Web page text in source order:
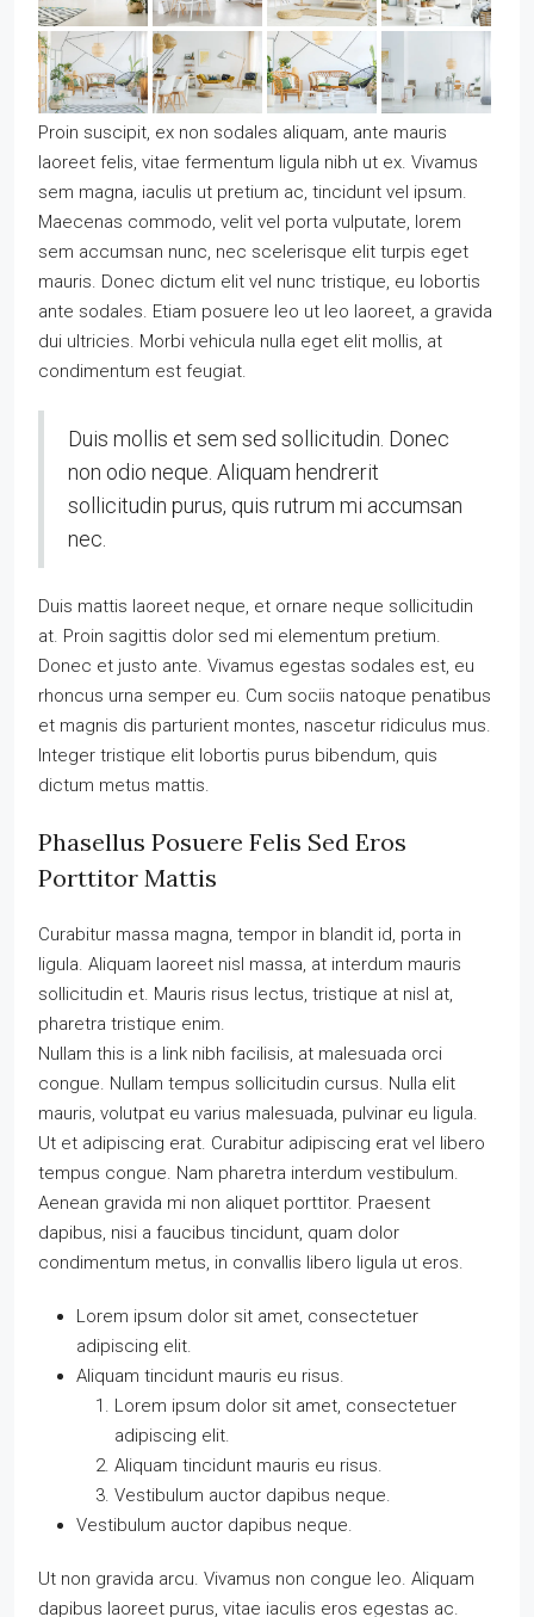
Proin suscipit, ex non sodales aliquam, ante mauris
laoreet felis, vitae fermentum ligula nibh ut ex. Vivamus
sem magna, iaculis ut pretium ac, tincidunt vel ipsum.
Maecenas commodo, velit vel porta vulputate, lorem
sem accumsan nunc, nec scelerisque elit turpis eget
mauris. Donec dictum elit vel nunc tristique, eu lobortis
ante sodales. Etiam posuere leo ut leo laoreet, a gravida
dui ultricies. Morbi vehicula nulla eget elit mollis, at
condimentum est feugiat.
Duis mollis et sem sed sollicitudin. Donec
non odio neque. Aliquam hendrerit
sollicitudin purus, quis rutrum mi accumsan
nec.
Duis mattis laoreet neque, et ornare neque sollicitudin
at. Proin sagittis dolor sed mi elementum pretium.
Donec et justo ante. Vivamus egestas sodales est, eu
rhoncus urna semper eu. Cum sociis natoque penatibus
et magnis dis parturient montes, nascetur ridiculus mus.
Integer tristique elit lobortis purus bibendum, quis
dictum metus mattis.
Phasellus Posuere Felis Sed Eros
Porttitor Mattis
Curabitur massa magna, tempor in blandit id, porta in
ligula. Aliquam laoreet nisl massa, at interdum mauris
sollicitudin et. Mauris risus lectus, tristique at nisl at,
pharetra tristique enim.
Nullam this is a link nibh facilisis, at malesuada orci
congue. Nullam tempus sollicitudin cursus. Nulla elit
mauris, volutpat eu varius malesuada, pulvinar eu ligula.
Ut et adipiscing erat. Curabitur adipiscing erat vel libero
tempus congue. Nam pharetra interdum vestibulum.
Aenean gravida mi non aliquet porttitor. Praesent
dapibus, nisi a faucibus tincidunt, quam dolor
condimentum metus, in convallis libero ligula ut eros.
Lorem ipsum dolor sit amet, consectetuer
adipiscing elit.
Aliquam tincidunt mauris eu risus.
Lorem ipsum dolor sit amet, consectetuer
adipiscing elit.
Aliquam tincidunt mauris eu risus.
Vestibulum auctor dapibus neque.
Vestibulum auctor dapibus neque.
Ut non gravida arcu. Vivamus non congue leo. Aliquam
dapibus laoreet purus, vitae iaculis eros egestas ac.